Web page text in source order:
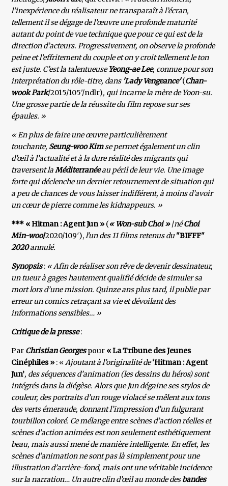
l’inexpérience du réalisateur ne transparaît à l’écran,
tellement il se dégage de l’œuvre une profonde maturité
autant du point de vue technique que pour ce qui est de la
direction d’acteurs. Progressivement, on observe la profonde
peine et l’effritement du couple et on y croit tellement le ton
est juste. C’est la talentueuseYeong-ae Lee, connue pour son
interprétation du rôle-titre, dans 'Lady Vengeance'(Chan-
wook Park/2015/105'/ndlr), qui incarne la mère de Yoon-su.
Une grosse partie de la réussite du film repose sur ses
épaules. »
« En plus de faire une œuvre particulièrement
touchante, Seung-woo Kimse permet également un clin
d’œil à l’actualité et à la dure réalité des migrants qui
traversent laMéditerranéeau péril de leur vie. Une image
forte qui déclenche un dernier retournement de situation qui
a peu de chances de vous laisser indifférent, à moins d’avoir
un cœur de pierre comme les kidnappeurs. »
*** « Hitman : Agent Jun » (« Won-sub Choi »/néChoi
Min-woo/2020/109′),l'un des 11 films retenus du"BIFFF"
2020annulé.
Synopsis: « Afin de réaliser son rêve de devenir dessinateur,
un tueur à gages hautement qualifié décide de simuler sa
mort lors d’une mission. Quinze ans plus tard, il publie par
erreur un comics retraçant sa vie et dévoilant des
informations sensibles… »
Critique de la presse:
Par Christian Georgespour « La Tribune des Jeunes
Cinéphiles » : «Ajoutant à l’originalité de‘Hitman : Agent
Jun’, des séquences d’animation (les dessins du héros) sont
intégrés dans la diégèse. Alors que Jun dégaine ses stylos de
couleur, des portraits d’un rouge violacé se mêlent aux tons
des verts émeraude, donnant l’impression d’un fulgurant
tourbillon coloré. Ce mélange entre scènes d’action réelles et
scènes d’action animées est non seulement esthétiquement
beau, mais aussi mené de manière intelligente. En effet, les
scènes d’animation ne sont pas là simplement pour une
illustration d’arrière-fond, mais ont une véritable incidence
sur la narration… Un autre clin d’œil au monde desbandes